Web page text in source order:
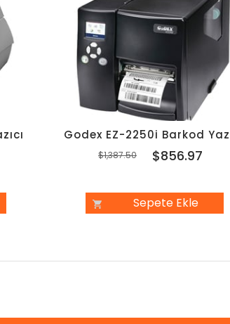
Godex EZ-2250i Barkod
$856.97
$1,387.50
Sepete Ekle